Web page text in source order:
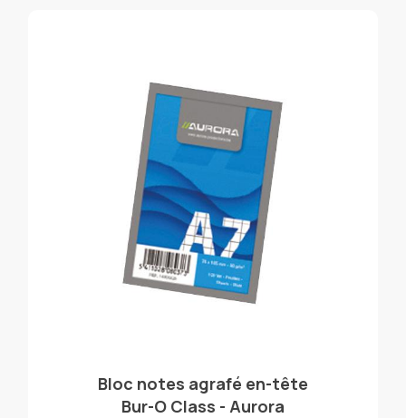
Bloc notes agrafé en-tête
Bur-O Class - Aurora